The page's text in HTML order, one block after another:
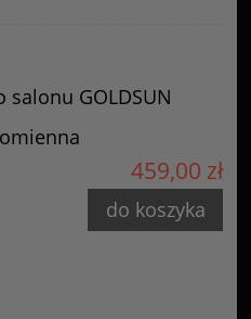
salonu GOLDSUN
459,00 zł
do koszyka